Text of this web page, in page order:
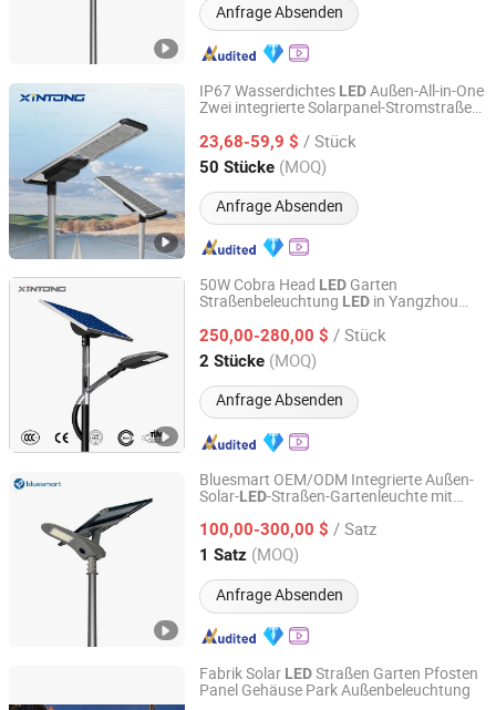
Anfrage Absenden
IP67 Wasserdichtes LEDAußen-All-in-One
Zwei integrierte Solarpanel-Stromstraßen-
23,68-59,9 $ / Stück
50 Stücke (MOQ)
Anfrage Absenden
Yangzhou Xintong Transport Equipment Group Co., Ltd.
Jiangsu, China Seit 2019
50W Cobra Head LED Garten
Straßenbeleuchtung LED in Yangzhou
250,00-280,00 $ / Stück
2 Stücke (MOQ)
Anfrage Absenden
Yangzhou Xintong Transport Equipment Group Co., Ltd.
Jiangsu, China Seit 2019
Bluesmart OEM/ODM Integrierte Außen-
Solar-LED-Straßen-Gartenleuchte mit
im Dorf
100,00-300,00 $ / Satz
1 Satz (MOQ)
Anfrage Absenden
Bluesmart Solar PV Co., Ltd.
Guangdong, China Seit 2016
Fabrik Solar LEDStraßen Garten Pfosten
Panel Gehäuse Park Außenbeleuchtung
Zhongjing Rongguang New Energy Jiangsu Co., Ltd.